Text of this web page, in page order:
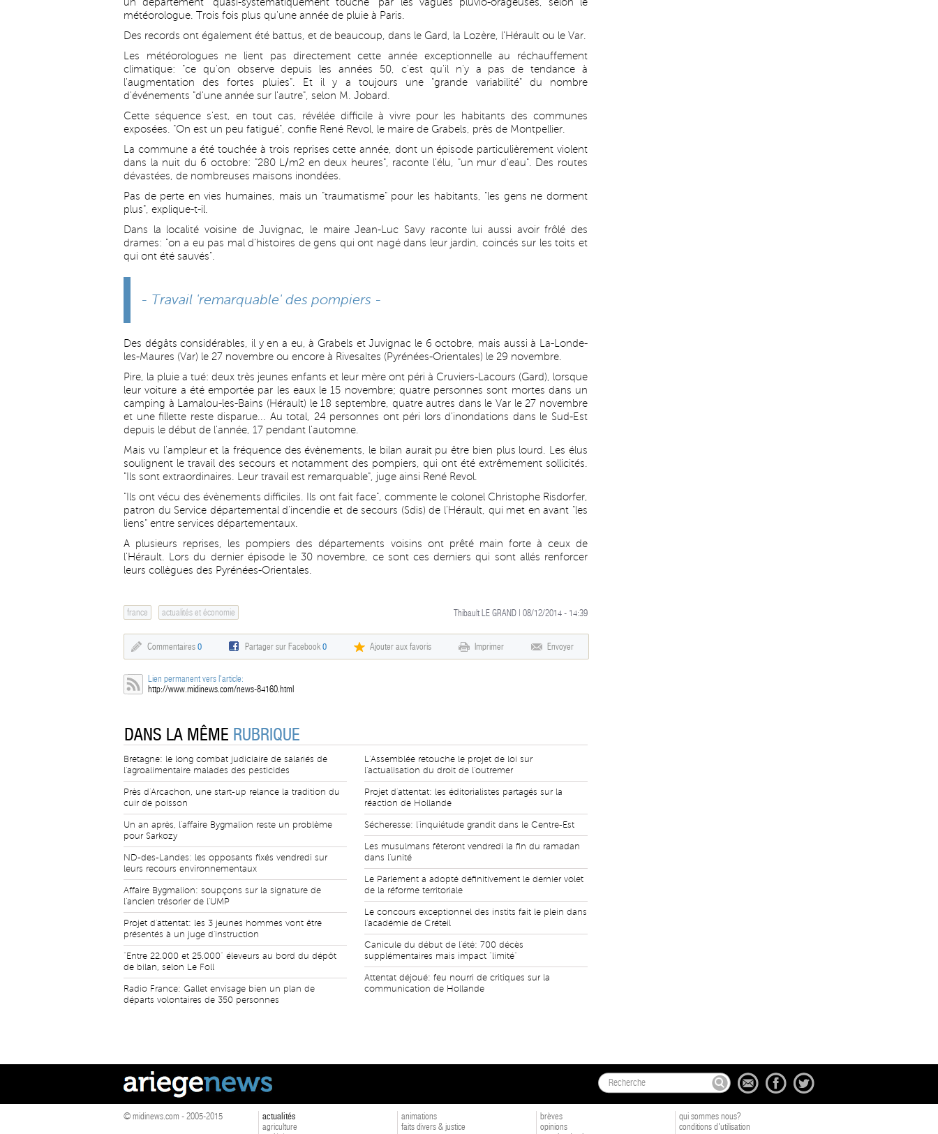
météorologue. Trois fois plus qu'une année de pluie à Paris.
Des records ont également été battus, et de beaucoup, dans le Gard, la Lozère, l'Hérault ou le Var.
Les météorologues ne lient pas directement cette année exceptionnelle au réchauffement
climatique: "ce qu'on observe depuis les années 50, c'est qu'il n'y a pas de tendance à
l'augmentation des fortes pluies". Et il y a toujours une "grande variabilité" du nombre
d'événements "d'une année sur l'autre", selon M. Jobard.
Cette séquence s'est, en tout cas, révélée difficile à vivre pour les habitants des communes
exposées. "On est un peu fatigué", confie René Revol, le maire de Grabels, près de Montpellier.
La commune a été touchée à trois reprises cette année, dont un épisode particulièrement violent
dans la nuit du 6 octobre: "280 L/m2 en deux heures", raconte l'élu, "un mur d'eau". Des routes
dévastées, de nombreuses maisons inondées.
Pas de perte en vies humaines, mais un "traumatisme" pour les habitants, "les gens ne dorment
plus", explique-t-il.
Dans la localité voisine de Juvignac, le maire Jean-Luc Savy raconte lui aussi avoir frôlé des
drames: "on a eu pas mal d'histoires de gens qui ont nagé dans leur jardin, coincés sur les toits et
qui ont été sauvés".
- Travail 'remarquable' des pompiers -
Des dégâts considérables, il y en a eu, à Grabels et Juvignac le 6 octobre, mais aussi à La-Londe-
les-Maures (Var) le 27 novembre ou encore à Rivesaltes (Pyrénées-Orientales) le 29 novembre.
Pire, la pluie a tué: deux très jeunes enfants et leur mère ont péri à Cruviers-Lacours (Gard), lorsque
leur voiture a été emportée par les eaux le 15 novembre; quatre personnes sont mortes dans un
camping à Lamalou-les-Bains (Hérault) le 18 septembre, quatre autres dans le Var le 27 novembre
et une fillette reste disparue... Au total, 24 personnes ont péri lors d'inondations dans le Sud-Est
depuis le début de l'année, 17 pendant l'automne.
Mais vu l'ampleur et la fréquence des évènements, le bilan aurait pu être bien plus lourd. Les élus
soulignent le travail des secours et notamment des pompiers, qui ont été extrêmement sollicités.
"Ils sont extraordinaires. Leur travail est remarquable", juge ainsi René Revol.
"Ils ont vécu des évènements difficiles. Ils ont fait face", commente le colonel Christophe Risdorfer,
patron du Service départemental d'incendie et de secours (Sdis) de l'Hérault, qui met en avant "les
liens" entre services départementaux.
A plusieurs reprises, les pompiers des départements voisins ont prêté main forte à ceux de
l'Hérault. Lors du dernier épisode le 30 novembre, ce sont ces derniers qui sont allés renforcer
leurs collègues des Pyrénées-Orientales.
france actualités et économie Thibault LE GRAND | 08/12/2014 - 14:39
Commentaires 0 Partager sur Facebook0 Ajouter aux favoris Imprimer Envoyer
Lien permanent vers l'article:
http://www.midinews.com/news-84160.html
DANS LA MÊME RUBRIQUE
Bretagne: le long combat judiciaire de salariés de
l'agroalimentaire malades des pesticides
Près d'Arcachon, une start-up relance la tradition du
cuir de poisson
Un an après, l'affaire Bygmalion reste un problème
pour Sarkozy
ND-des-Landes: les opposants fixés vendredi sur
leurs recours environnementaux
Affaire Bygmalion: soupçons sur la signature de
l'ancien trésorier de l'UMP
Projet d'attentat: les 3 jeunes hommes vont être
présentés à un juge d'instruction
"Entre 22.000 et 25.000" éleveurs au bord du dépôt
de bilan, selon Le Foll
Radio France: Gallet envisage bien un plan de
départs volontaires de 350 personnes
L'Assemblée retouche le projet de loi sur
l'actualisation du droit de l'outremer
Projet d'attentat: les éditorialistes partagés sur la
réaction de Hollande
Sécheresse: l'inquiétude grandit dans le Centre-Est
Les musulmans fêteront vendredi la fin du ramadan
dans l'unité
Le Parlement a adopté définitivement le dernier volet
de la réforme territoriale
Le concours exceptionnel des instits fait le plein dans
l'académie de Créteil
Canicule du début de l'été: 700 décès
supplémentaires mais impact "limité"
Attentat déjoué: feu nourri de critiques sur la
communication de Hollande
© midinews.com - 2005-2015
actualités
agriculture
animations
faits divers & justice
brèves
opinions
qui sommes nous?
conditions d'utilisation